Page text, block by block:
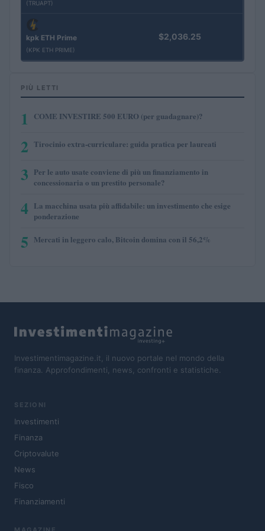
(TRUAPT)
kpk ETH Prime
(KPK ETH PRIME)
$2,036.25
PIÙ LETTI
1 COME INVESTIRE 500 EURO (per guadagnare)?
2 Tirocinio extra-curriculare: guida pratica per laureati
3 Per le auto usate conviene di più un finanziamento in
concessionaria o un prestito personale?
4 La macchina usata più affidabile: un investimento che esige
ponderazione
5 Mercati in leggero calo, Bitcoin domina con il 56,2%
Investimentimagazine.it, il nuovo portale nel mondo della
finanza. Approfondimenti, news, confronti e statistiche.
SEZIONI
Investimenti
Finanza
Criptovalute
News
Fisco
Finanziamenti